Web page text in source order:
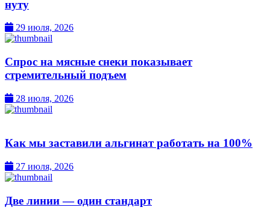
нуту
29 июля, 2026
Спрос на мясные снеки показывает
стремительный подъем
28 июля, 2026
Как мы заставили альгинат работать на 100%
27 июля, 2026
Две линии — один стандарт